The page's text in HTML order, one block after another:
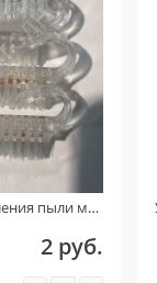
Щетка для удаления пыли маленькая (Прозрачная) УЦЕНКА!!! ( На пластике присутствует ржавчина )
2 руб.